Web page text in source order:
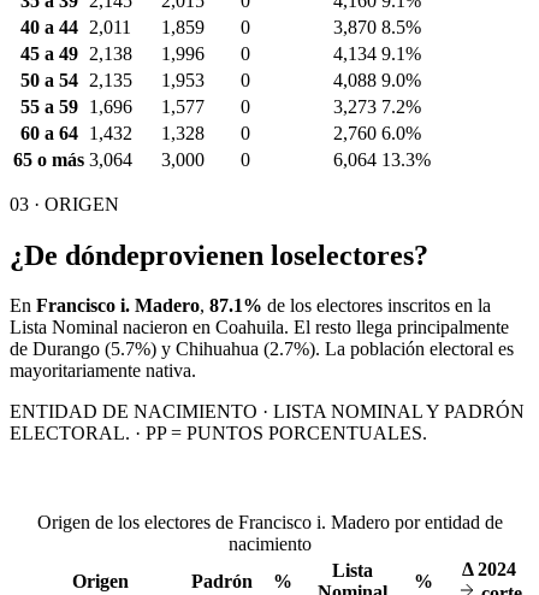
40 a 44
2,011 1,859 0 3,870 8.5%
45 a 49
2,138 1,996 0 4,134 9.1%
50 a 54
2,135 1,953 0 4,088 9.0%
55 a 59
1,696 1,577 0 3,273 7.2%
60 a 64
1,432 1,328 0 2,760 6.0%
65 o más 3,064 3,000 0 6,064 13.3%
03 · ORIGEN
¿De dóndeprovienen loselectores?
En Francisco i. Madero, 87.1% de los electores inscritos en la
Lista Nominal nacieron en Coahuila. El resto llega principalmente
de Durango (5.7%) y Chihuahua (2.7%). La población electoral es
mayoritariamente nativa.
ENTIDAD DE NACIMIENTO · LISTA NOMINAL Y PADRÓN
ELECTORAL. · PP = PUNTOS PORCENTUALES.
Origen de los electores de Francisco i. Madero por entidad de
nacimiento
Origen
Padrón %
Lista
%
Δ2024